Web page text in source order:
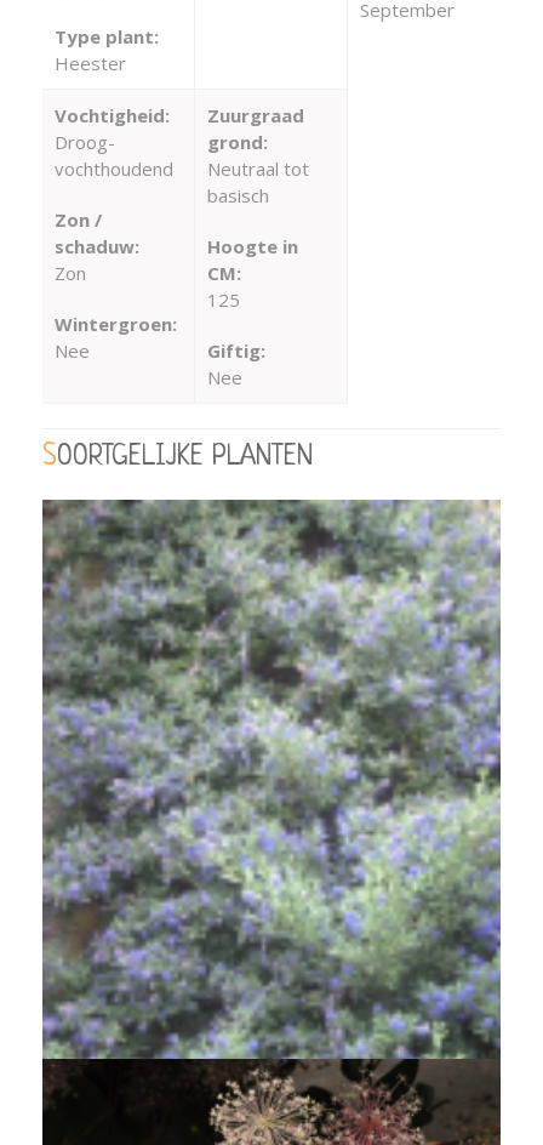
Type plant:
Heester
September
Vochtigheid:
Droog-
vochthoudend
Zon /
schaduw:
Zon
Wintergroen:
Nee
Zuurgraad
grond:
Neutraal tot
basisch
Hoogte in
CM:
125
Giftig:
Nee
SOORTGELIJKE PLANTEN
Amerikaanse sering
Ceanothus arboreus 'Trewithen Blue'